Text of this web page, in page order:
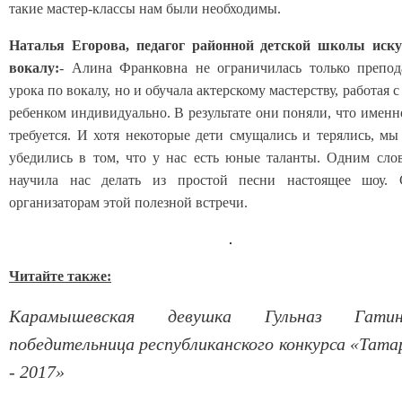
такие мастер-классы нам были необходимы.
Наталья Егорова, педагог районной детской школы
вокалу:- Алина Франковна не ограничилась только
урока по вокалу, но и обучала актерскому мастерству, работая
ребенком индивидуально. В результате они поняли, что
требуется. И хотя некоторые дети смущались и терялись,
убедились в том, что у нас есть юные таланты. Одним
научила нас делать из простой песни настоящее шоу.
организаторам этой полезной встречи.
Читайте также:
Карамышевская девушка Гульназ
победительница республиканского конкурса
- 2017»